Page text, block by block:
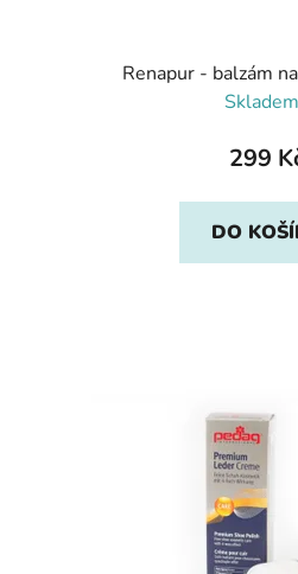
Renapur - balzám
299
DO